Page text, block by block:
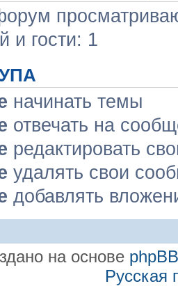
и гости: 1
начинать темы
отвечать на
редактировать
удалять свои
добавлять
на основе phpBB
Русская